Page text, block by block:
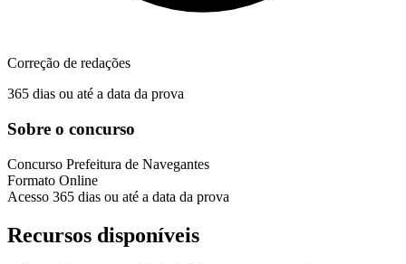
Correção de redações
365 dias ou até a data da prova
Sobre o concurso
Concurso Prefeitura de Navegantes
Formato Online
Acesso 365 dias ou até a data da prova
Recursos disponíveis